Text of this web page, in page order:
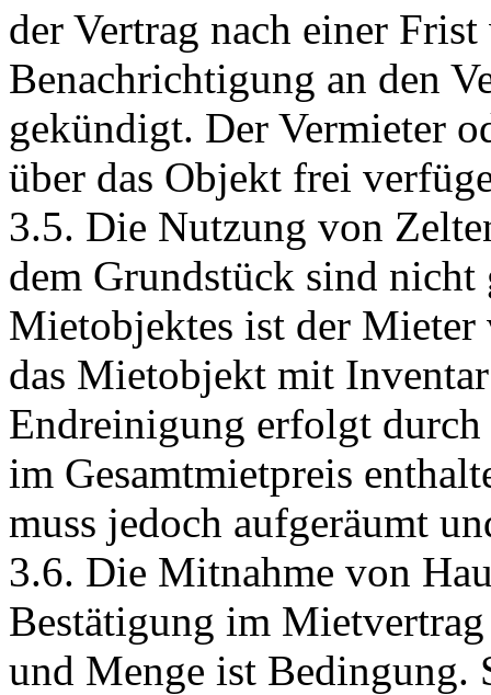
der Vertrag nach einer
Benachrichtigung an den
gekündigt. Der Vermieter
über das Objekt frei
3.5. Die Nutzung von
dem Grundstück sind nicht
Mietobjektes ist der
das Mietobjekt mit
Endreinigung erfolgt durch
im Gesamtmietpreis
muss jedoch aufgeräumt
3.6. Die Mitnahme von
Bestätigung im
und Menge ist Bedingung.